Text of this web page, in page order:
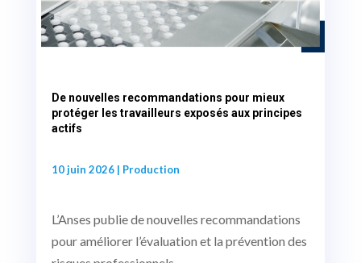
De nouvelles recommandations pour mieux
protéger les travailleurs exposés aux principes
actifs
10 juin 2026| Production
L’Anses publie de nouvelles recommandations
pour améliorer l’évaluation et la prévention des